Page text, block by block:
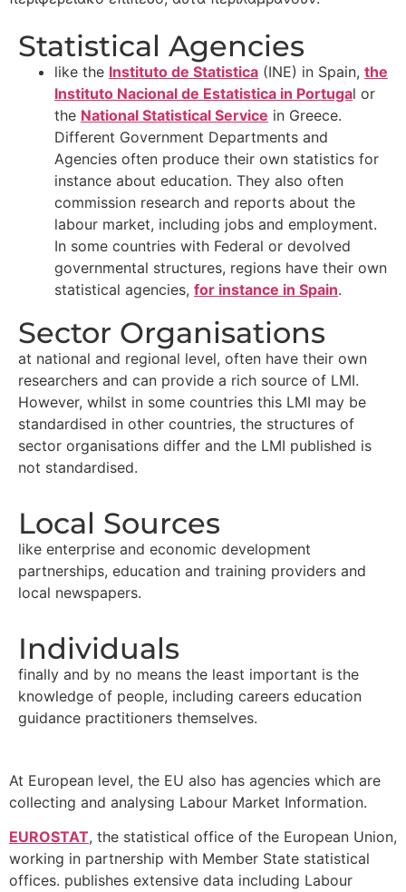
Statistical Agencies
like the Instituto de Statistica (INE) in Spain, the
Instituto Nacional de Estatistica in Portugal or
the National Statistical Service in Greece.
Different Government Departments and
Agencies often produce their own statistics for
instance about education. They also often
commission research and reports about the
labour market, including jobs and employment.
In some countries with Federal or devolved
governmental structures, regions have their own
statistical agencies, for instance in Spain.
Sector Organisations
at national and regional level, often have their own
researchers and can provide a rich source of LMI.
However, whilst in some countries this LMI may be
standardised in other countries, the structures of
sector organisations differ and the LMI published is
not standardised.
Local Sources
like enterprise and economic development
partnerships, education and training providers and
local newspapers.
Individuals
finally and by no means the least important is the
knowledge of people, including careers education
guidance practitioners themselves.
At European level, the EU also has agencies which are
collecting and analysing Labour Market Information.
EUROSTAT, the statistical office of the European Union,
working in partnership with Member State statistical
offices. publishes extensive data including Labour